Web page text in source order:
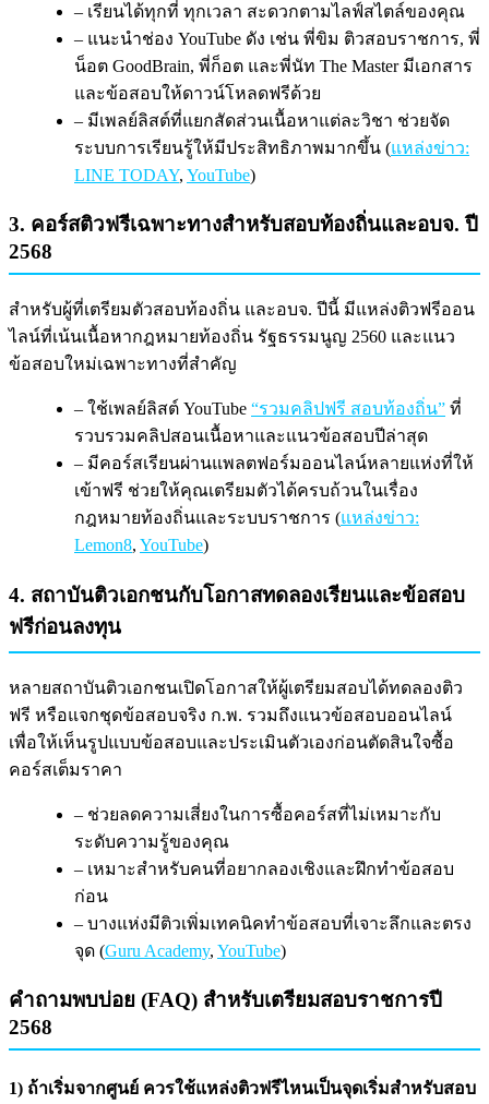
– เรียนได้ทุกที่ ทุกเวลา สะดวกตามไลฟ์สไตล์ของคุณ
– แนะนำช่อง YouTube ดัง เช่น พี่ขิม ติวสอบราชการ, พี่
น็อต GoodBrain, พี่ก็อต และพี่นัท The Master มีเอกสาร
และข้อสอบให้ดาวน์โหลดฟรีด้วย
– มีเพลย์ลิสต์ที่แยกสัดส่วนเนื้อหาแต่ละวิชา ช่วยจัด
ระบบการเรียนรู้ให้มีประสิทธิภาพมากขึ้น (แหล่งข่าว:
LINE TODAY, YouTube)
3. คอร์สติวฟรีเฉพาะทางสำหรับสอบท้องถิ่นและอบจ. ปี
2568
สำหรับผู้ที่เตรียมตัวสอบท้องถิ่น และอบจ. ปีนี้ มีแหล่งติวฟรีออน
ไลน์ที่เน้นเนื้อหากฎหมายท้องถิ่น รัฐธรรมนูญ 2560 และแนว
ข้อสอบใหม่เฉพาะทางที่สำคัญ
– ใช้เพลย์ลิสต์ YouTube “รวมคลิปฟรี สอบท้องถิ่น” ที่
รวบรวมคลิปสอนเนื้อหาและแนวข้อสอบปีล่าสุด
– มีคอร์สเรียนผ่านแพลตฟอร์มออนไลน์หลายแห่งที่ให้
เข้าฟรี ช่วยให้คุณเตรียมตัวได้ครบถ้วนในเรื่อง
กฎหมายท้องถิ่นและระบบราชการ (แหล่งข่าว:
Lemon8, YouTube)
4. สถาบันติวเอกชนกับโอกาสทดลองเรียนและข้อสอบ
ฟรีก่อนลงทุน
หลายสถาบันติวเอกชนเปิดโอกาสให้ผู้เตรียมสอบได้ทดลองติว
ฟรี หรือแจกชุดข้อสอบจริง ก.พ. รวมถึงแนวข้อสอบออนไลน์
เพื่อให้เห็นรูปแบบข้อสอบและประเมินตัวเองก่อนตัดสินใจซื้อ
คอร์สเต็มราคา
– ช่วยลดความเสี่ยงในการซื้อคอร์สที่ไม่เหมาะกับ
ระดับความรู้ของคุณ
– เหมาะสำหรับคนที่อยากลองเชิงและฝึกทำข้อสอบ
ก่อน
– บางแห่งมีติวเพิ่มเทคนิคทำข้อสอบที่เจาะลึกและตรง
จุด (Guru Academy, YouTube)
คำถามพบบ่อย (FAQ) สำหรับเตรียมสอบราชการปี
2568
1) ถ้าเริ่มจากศูนย์ ควรใช้แหล่งติวฟรีไหนเป็นจุดเริ่มสำหรับสอบ